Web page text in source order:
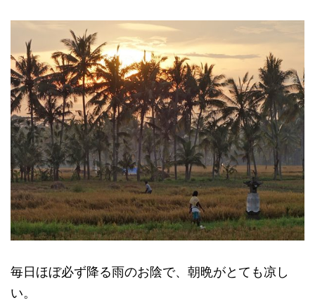
毎日ほぼ必ず降る雨のお陰で、朝晩がとても凉し
い。